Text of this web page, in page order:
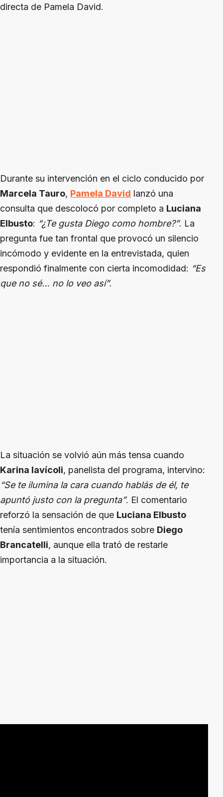
directa de Pamela David.
Durante su intervención en el ciclo conducido por
Marcela Tauro, Pamela David lanzó una
consulta que descolocó por completo a Luciana
Elbusto: “¿Te gusta Diego como hombre?”. La
pregunta fue tan frontal que provocó un silencio
incómodo y evidente en la entrevistada, quien
respondió finalmente con cierta incomodidad: “Es
que no sé… no lo veo así”.
La situación se volvió aún más tensa cuando
Karina Iavícoli, panelista del programa, intervino:
“Se te ilumina la cara cuando hablás de él, te
apuntó justo con la pregunta”. El comentario
reforzó la sensación de que Luciana Elbusto
tenía sentimientos encontrados sobre Diego
Brancatelli, aunque ella trató de restarle
importancia a la situación.